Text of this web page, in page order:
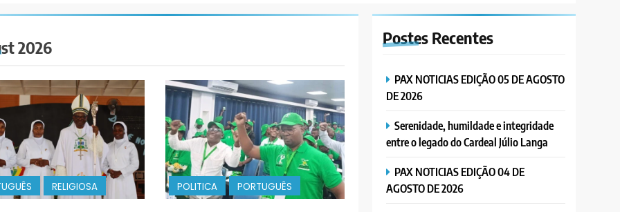
2026
RELIGIOSA POLITICA PORTUGUÊS
Postes Recentes
PAX NOTICIAS EDIÇÃO 05 DE AGOSTO
DE 2026
Serenidade, humildade e integridade
entre o legado do Cardeal Júlio Langa
PAX NOTICIAS EDIÇÃO 04 DE
AGOSTO DE 2026